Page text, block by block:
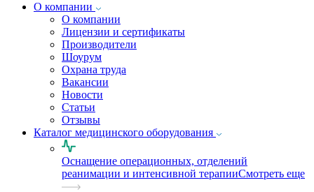
О компании
О компании
Лицензии и сертификаты
Производители
Шоурум
Охрана труда
Вакансии
Новости
Статьи
Отзывы
Каталог медицинского оборудования
Оснащение операционных, отделений
реанимации и интенсивной терапииСмотреть еще